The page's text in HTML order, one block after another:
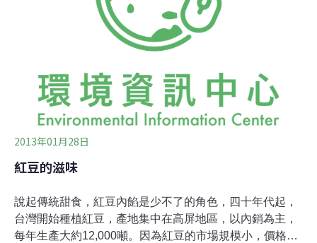
2013年01月28日
紅豆的滋味
說起傳統甜食，紅豆內餡是少不了的角色，四十年代起，
台灣開始種植紅豆，產地集中在高屏地區，以內銷為主，
每年生產大約12,000噸。因為紅豆的市場規模小，價格容